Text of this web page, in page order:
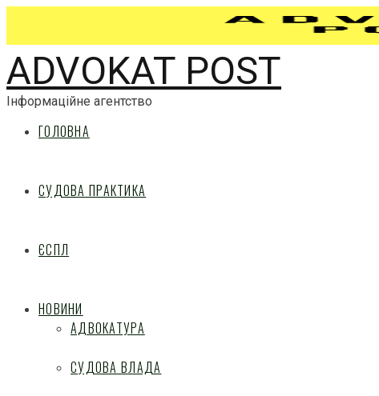
ADVOKAT POST
Інформаційне агентство
ГОЛОВНА
СУДОВА ПРАКТИКА
ЄСПЛ
НОВИНИ
АДВОКАТУРА
СУДОВА ВЛАДА